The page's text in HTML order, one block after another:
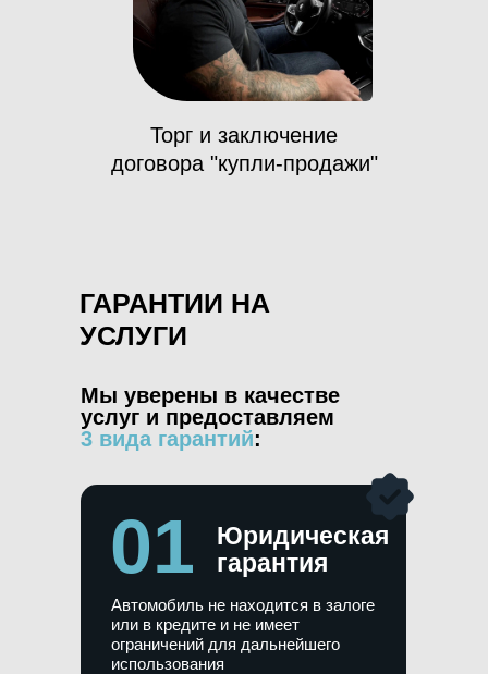
Торг и заключение
договора "купли-продажи"
ГАРАНТИИ НА
УСЛУГИ
Мы уверены в качестве
услуг и предоставляем
3 вида гарантий:
01
Юридическая
гарантия
Автомобиль не находится в залоге
или в кредите и не имеет
ограничений для дальнейшего
использования